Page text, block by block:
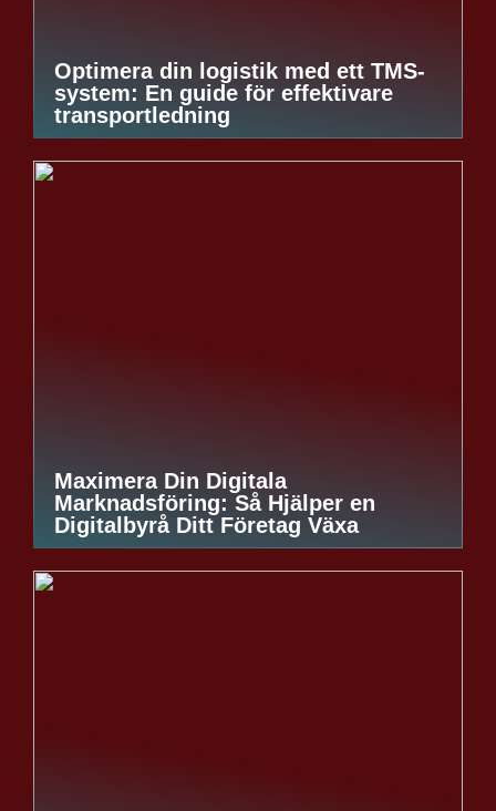
Optimera din logistik med ett TMS-
system: En guide för effektivare
transportledning
Maximera Din Digitala
Marknadsföring: Så Hjälper en
Digitalbyrå Ditt Företag Växa